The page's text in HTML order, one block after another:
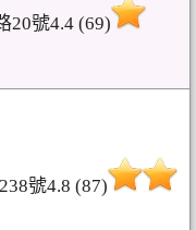
20號4.4 (69)
號4.8 (87)